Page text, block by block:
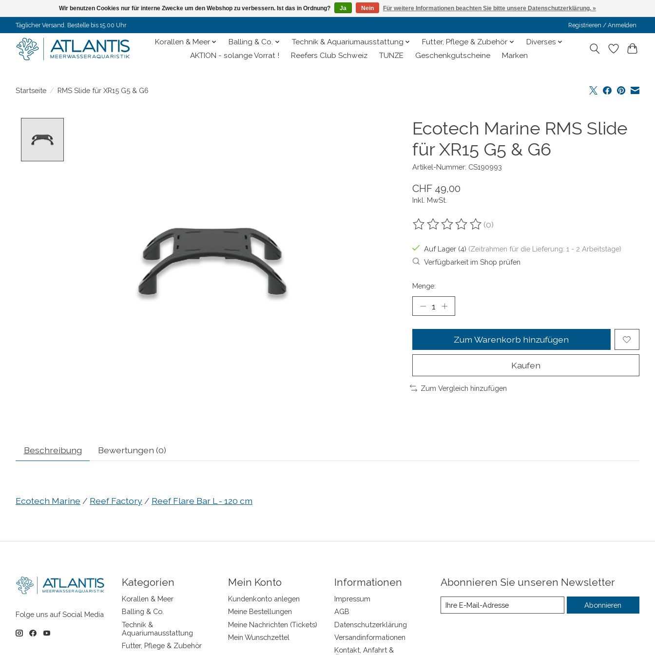
Täglicher Versand. Bestelle bis 15.00 Uhr Registrieren / Anmelden
Korallen & Meer Balling & Co. Technik & Aquariumausstattung Futter, Pflege & Zubehör
Diverses
AKTION - solange Vorrat !
Reefers Club Schweiz TUNZE Geschenkgutscheine Marken
Startseite / RMS Slide für XR15 G5 & G6
Ecotech Marine RMS Slide
für XR15 G5 & G6
Artikel-Nummer: CS190993
CHF 49,00
Inkl. MwSt.
Die Bewertung dieses Produkts ist
(0)
Auf Lager (4) (Zeitrahmen für die Lieferung: 1 - 2 Arbeitstage)
Verfügbarkeit im Shop prüfen
Menge:
Zum Warenkorb hinzufügen
Kaufen
Zum Vergleich hinzufügen
Beschreibung Bewertungen (0)
Ecotech Marine / Reef Factory / Reef Flare Bar L - 120 cm
Folge uns auf Social Media
Kategorien
Korallen & Meer
Balling & Co.
Technik &
Aquariumausstattung
Futter, Pflege & Zubehör
Mein Konto
Kundenkonto anlegen
Meine Bestellungen
Meine Nachrichten (Tickets)
Mein Wunschzettel
Informationen
Impressum
AGB
Datenschutzerklärung
Versandinformationen
Kontakt, Anfahrt &
Abonnieren Sie unseren Newsletter
Abonnieren
Wir benutzen Cookies nur für interne Zwecke um den Webshop zu verbessern. Ist das in Ordnung? Ja Nein Für weitere Informationen beachten Sie bitte unsere Datenschutzerklärung. »